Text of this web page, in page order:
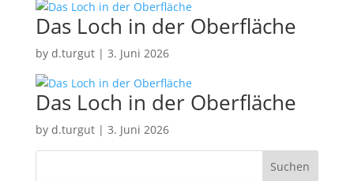
Das Loch in der Oberfläche
by d.turgut| 3. Juni 2026
Das Loch in der Oberfläche
by d.turgut| 3. Juni 2026
Suchen